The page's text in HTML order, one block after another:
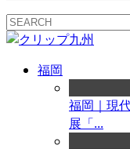
福岡
福岡｜現
展「...